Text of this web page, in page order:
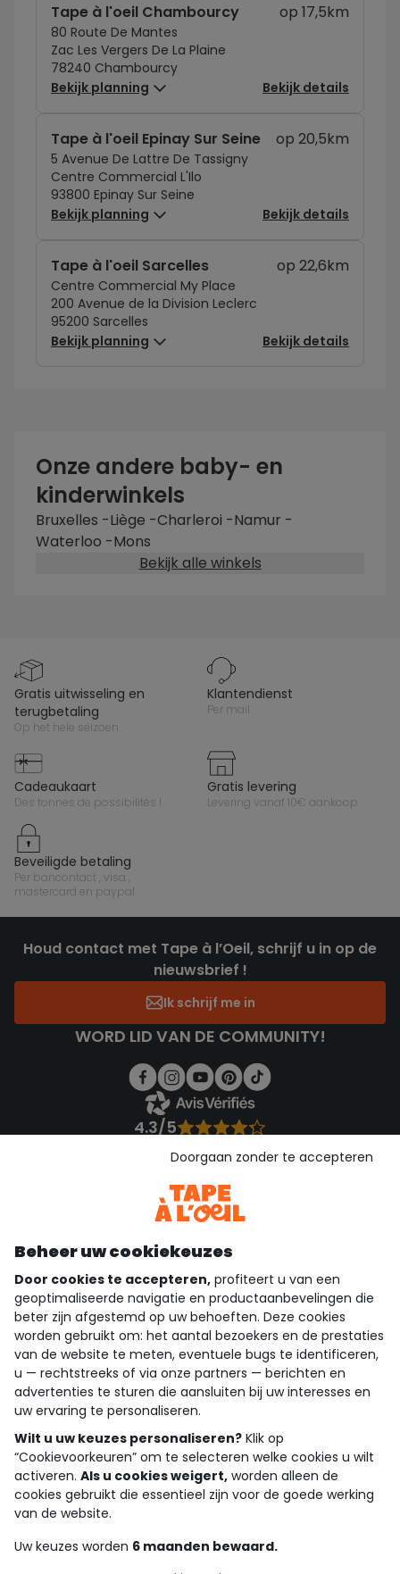
Tape à l'oeil Chambourcy
80 Route De Mantes
Zac Les Vergers De La Plaine
78240 Chambourcy
op 17,5km
Bekijk planning Bekijk details
Tape à l'oeil Epinay Sur Seine
5 Avenue De Lattre De Tassigny
Centre Commercial L'Ilo
93800 Epinay Sur Seine
op 20,5km
Bekijk planning Bekijk details
Tape à l'oeil Sarcelles
Centre Commercial My Place
200 Avenue de la Division Leclerc
95200 Sarcelles
op 22,6km
Bekijk planning Bekijk details
Onze andere baby- en
kinderwinkels
Bruxelles -Liège -Charleroi -Namur -
Waterloo -Mons
Bekijk alle winkels
gratis uitwisseling en
terugbetaling
op het hele seizoen
klantendienst
per mail
cadeaukaart
des tonnes de possibilités !
gratis levering
levering vanaf 10€ aankoop
beveiligde betaling
per bancontact , visa ,
mastercard en paypal
Houd contact met Tape à l’Oeil, schrijf u in op de
nieuwsbrief !
Ik schrijf me in
WORD LID VAN DE COMMUNITY!
4.3/5
Bekijk de vertrouwensverklaring
Download onze applicatie
Ontdek onze applicatie
wie zijn we?
hulp nodig
loyalty club
onze catalogus
Algemene verkoop en gebruiksvoorwaarden
Privacybeleid
Cookies en persoonsgegevens
Beheer uw cookiekeuzes
Door cookies te accepteren, profiteert u van een
geoptimaliseerde navigatie en productaanbevelingen die
beter zijn afgestemd op uw behoeften. Deze cookies
worden gebruikt om: het aantal bezoekers en de prestaties
van de website te meten, eventuele bugs te identificeren,
u — rechtstreeks of via onze partners — berichten en
advertenties te sturen die aansluiten bij uw interesses en
uw ervaring te personaliseren.
Wilt u uw keuzes personaliseren? Klik op
“Cookievoorkeuren” om te selecteren welke cookies u wilt
activeren. Als u cookies weigert, worden alleen de
cookies gebruikt die essentieel zijn voor de goede werking
van de website.
Uw keuzes worden 6 maanden bewaard.
Doorgaan zonder te accepteren